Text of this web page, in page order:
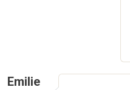
Emilie